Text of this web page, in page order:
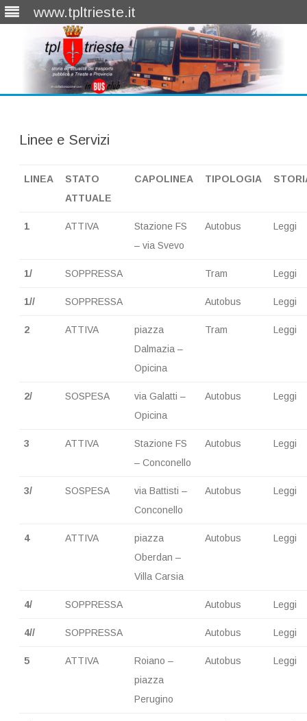
www.tpltrieste.it
Linee e Servizi
LINEA
STATO
ATTUALE
CAPOLINEA TIPOLOGIA
1 ATTIVA
Stazione FS
– via Svevo
Autobus Leggi
1/ SOPPRESSA Tram Leggi
1// SOPPRESSA Autobus Leggi
2 ATTIVA
piazza
Dalmazia –
Opicina
Tram Leggi
2/ SOSPESA
via Galatti –
Opicina
Autobus Leggi
3 ATTIVA
Stazione FS
– Conconello
Autobus Leggi
3/ SOSPESA
via Battisti –
Conconello
Autobus Leggi
4 ATTIVA
piazza
Oberdan –
Villa Carsia
Autobus Leggi
4/ SOPPRESSA Autobus Leggi
4// SOPPRESSA Autobus Leggi
5 ATTIVA
Roiano –
piazza
Perugino
Autobus Leggi